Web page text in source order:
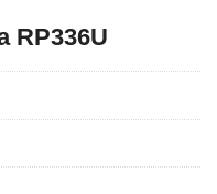
RP336U